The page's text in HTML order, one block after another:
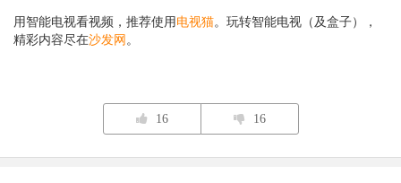
用智能电视看视频，推荐使用 电视猫。玩转智能电视（及盒子），
精彩内容尽在沙发网 。
16 16